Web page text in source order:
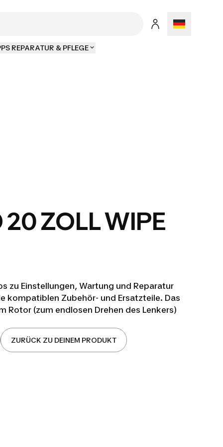
REPARATUR & PFLEGE
20 ZOLL WIPE
zu Einstellungen, Wartung und Reparatur
kompatiblen Zubehör- und Ersatzteile. Das
Rotor (zum endlosen Drehen des Lenkers)
ZURÜCK ZU DEINEM PRODUKT